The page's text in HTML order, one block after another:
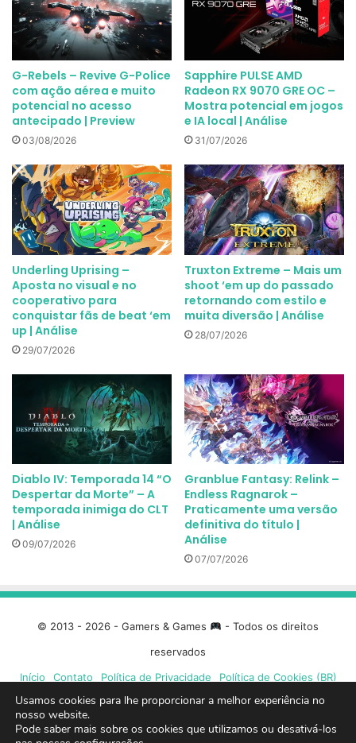
G-Rebels – Revive G-Police
com ação aérea e muito
potencial no acesso
antecipado | Preview
03/08/2026
Sapphire PULSE AMD
Radeon RX 9070 GRE OC –
Mostra potencial em jogos
e IA local | Análise
31/07/2026
Underling Uprising –
Aposta no visual e no
cooperativo para
conquistar fãs de beat ‘em
up | Análise
29/07/2026
Truxton Extreme – Mais um
shoot ‘em up do passado
retornando com estilo e
muita diversão | Análise
28/07/2026
Diablo IV: Temporada 14 “O
Despertar da Morte” – A
temporada inimiga do CLT
| Análise
09/07/2026
Granblue Fantasy: Relink –
Endless Ragnarok –
Praticamente uma versão
definitiva do título |
Análise
07/07/2026
© 2013 - 2026 - Gamers & Games
- Todos os direitos
reservados
Início
Contato Política de Privacidade Política de Cookies (BR)
Facebook
X
Usamos cookies para lhe proporcionar a melhor experiência no
nosso website.
Pode saber mais sobre os cookies que utilizamos ou desativá-los